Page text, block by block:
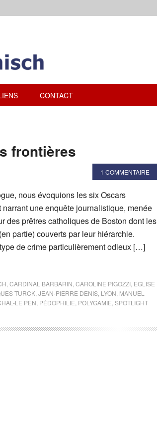
CONTACT
frontières
1 COMMENTAIRE
nous évoquions les six Oscars
une enquête journalistique, menée
des prêtres catholiques de Boston dont les
partie) couverts par leur hiérarchie.
de crime particulièrement odieux […]
CARDINAL BARBARIN CAROLINE PIGOZZI EGLISE
TURCK JEAN-PIERRE DENIS LYON MANUEL
LE PEN PÉDOPHILIE POLYGAMIE SPOTLIGHT